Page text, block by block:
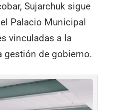
Sujarchuk sigue
Palacio Municipal
vinculadas a la
gestión de gobierno.